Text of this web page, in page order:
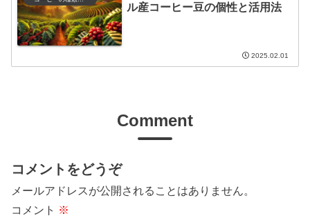
ル産コーヒー豆の個性と活用法
2025.02.01
Comment
コメントをどうぞ
メールアドレスが公開されることはありません。
コメント ※